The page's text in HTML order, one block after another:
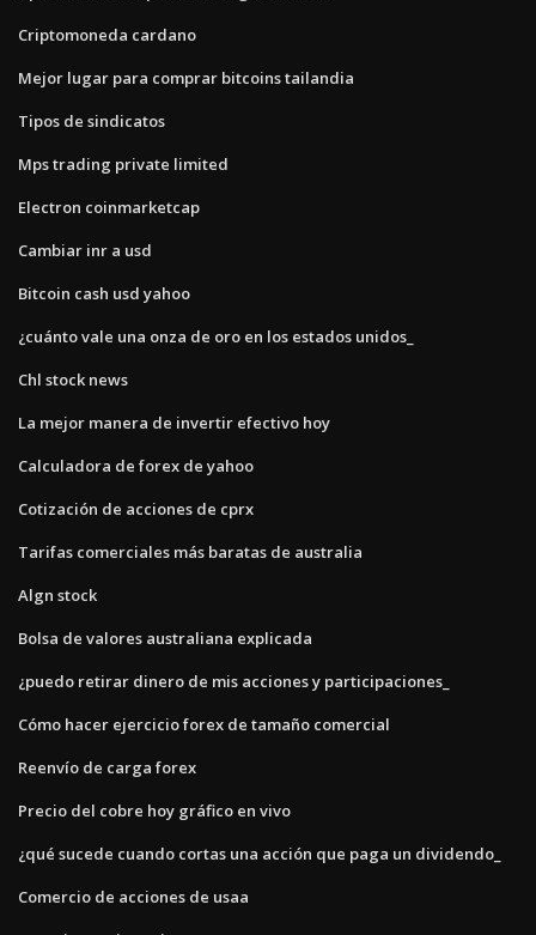
Criptomoneda cardano
Mejor lugar para comprar bitcoins tailandia
Tipos de sindicatos
Mps trading private limited
Electron coinmarketcap
Cambiar inr a usd
Bitcoin cash usd yahoo
¿cuánto vale una onza de oro en los estados unidos_
Chl stock news
La mejor manera de invertir efectivo hoy
Calculadora de forex de yahoo
Cotización de acciones de cprx
Tarifas comerciales más baratas de australia
Algn stock
Bolsa de valores australiana explicada
¿puedo retirar dinero de mis acciones y participaciones_
Cómo hacer ejercicio forex de tamaño comercial
Reenvío de carga forex
Precio del cobre hoy gráfico en vivo
¿qué sucede cuando cortas una acción que paga un dividendo_
Comercio de acciones de usaa